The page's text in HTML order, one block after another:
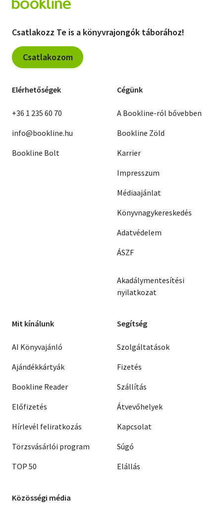
Csatlakozz Te is a könyvrajongók táborához!
Csatlakozom
Elérhetőségek
+36 1 235 60 70
info@bookline.hu
Bookline Bolt
Cégünk
A Bookline-ról bővebben
Bookline Zöld
Karrier
Impresszum
Médiaajánlat
Könyvnagykereskedés
Adatvédelem
ÁSZF
Akadálymentesítési
nyilatkozat
Mit kínálunk
AI Könyvajánló
Ajándékkártyák
Bookline Reader
Előfizetés
Hírlevél feliratkozás
Törzsvásárlói program
TOP 50
Segítség
Szolgáltatások
Fizetés
Szállítás
Átvevőhelyek
Kapcsolat
Súgó
Elállás
Közösségi média